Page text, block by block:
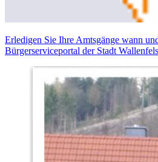
Erledigen Sie Ihre Amtsgänge wann
Bürgerserviceportal der Stadt